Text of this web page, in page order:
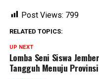
Post Views: 799
RELATED TOPICS:
UP NEXT
Lomba Seni Siswa
Tangguh Menuju Provinsi